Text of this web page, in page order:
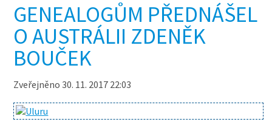
GENEALOGŮM PŘEDNÁŠEL
O AUSTRÁLII ZDENĚK
BOUČEK
Zveřejněno 30. 11. 2017 22:03